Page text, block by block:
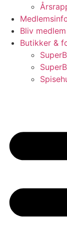
Bliv medlem
Butikker &